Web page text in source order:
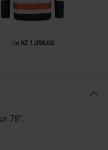
Od Kč 1.359,00
78".